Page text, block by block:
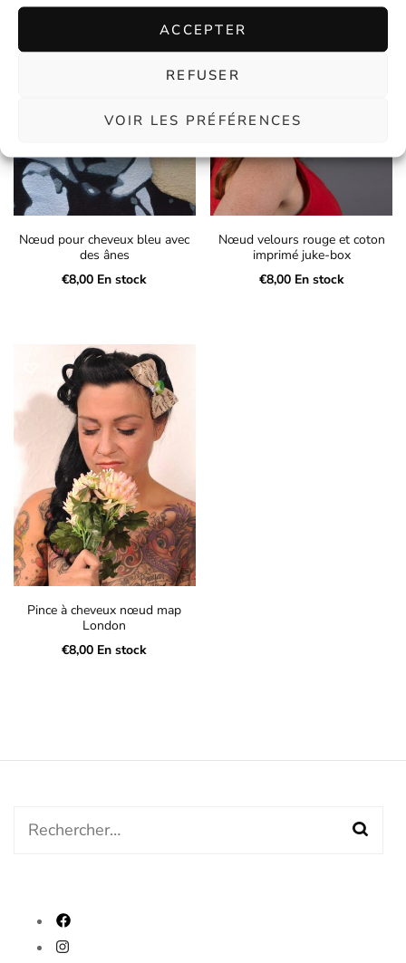
ACCEPTER
REFUSER
VOIR LES PRÉFÉRENCES
Nœud pour cheveux bleu avec
des ânes
€8,00 En stock
Nœud velours rouge et coton
imprimé juke-box
€8,00 En stock
Pince à cheveux nœud map
London
€8,00 En stock
Rechercher :